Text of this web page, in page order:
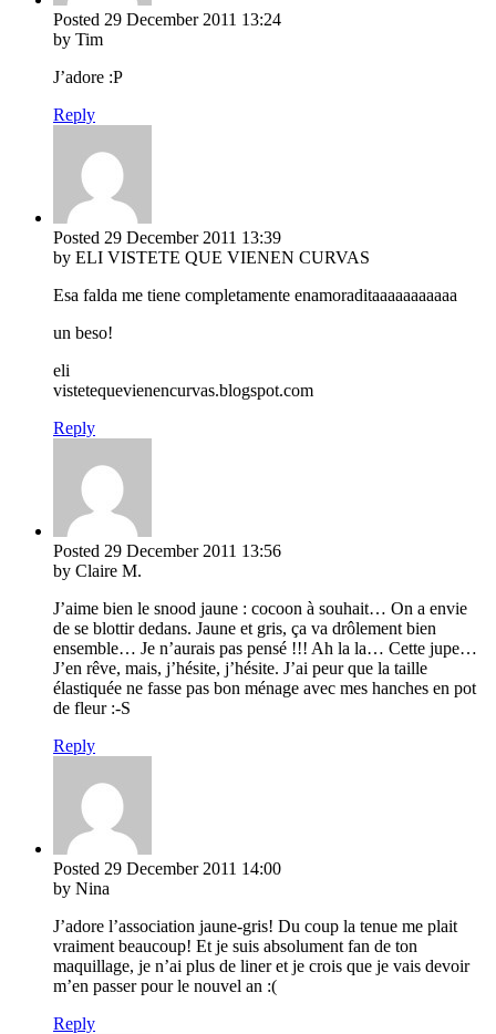
Posted 29 December 2011 13:24
by Tim
J’adore :P
Reply
Posted 29 December 2011 13:39
by ELI VISTETE QUE VIENEN CURVAS
Esa falda me tiene completamente enamoraditaaaaaaaaaaa
un beso!
eli
vistetequevienencurvas.blogspot.com
Reply
Posted 29 December 2011 13:56
by Claire M.
J’aime bien le snood jaune : cocoon à souhait… On a envie
de se blottir dedans. Jaune et gris, ça va drôlement bien
ensemble… Je n’aurais pas pensé !!! Ah la la… Cette jupe…
J’en rêve, mais, j’hésite, j’hésite. J’ai peur que la taille
élastiquée ne fasse pas bon ménage avec mes hanches en pot
de fleur :-S
Reply
Posted 29 December 2011 14:00
by Nina
J’adore l’association jaune-gris! Du coup la tenue me plait
vraiment beaucoup! Et je suis absolument fan de ton
maquillage, je n’ai plus de liner et je crois que je vais devoir
m’en passer pour le nouvel an :(
Reply